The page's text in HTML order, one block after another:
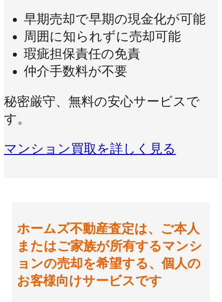
早期売却で早期の現金化が可能
周囲に知られずに売却可能
瑕疵担保責任の免責
仲介手数料が不要
秘密厳守、無料の安心サービスで
す。
マンション買取を詳しく見る
ホームズ不動産査定は、ご本人
またはご家族が所有するマンシ
ョンの売却を希望する、個人の
お客様向けサービスです